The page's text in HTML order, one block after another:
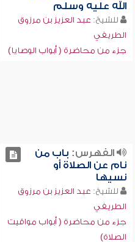
الله عليه وسلم
للشيخ: عبد العزيز بن مرزوق
الطريفي
جزء من محاضرة ( أبواب الوصايا)
الفهرس: باب من
نام عن الصلاة أو
نسيها
للشيخ: عبد العزيز بن مرزوق
الطريفي
جزء من محاضرة ( أبواب مواقيت
الصلاة)